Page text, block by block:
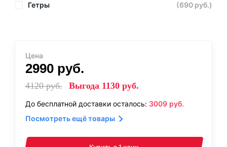
Гетры
(690 руб.)
Цена
2990 руб.
4120руб. Выгода 1130 руб.
До бесплатной доставки осталось: 3009 руб.
Посмотреть ещё товары